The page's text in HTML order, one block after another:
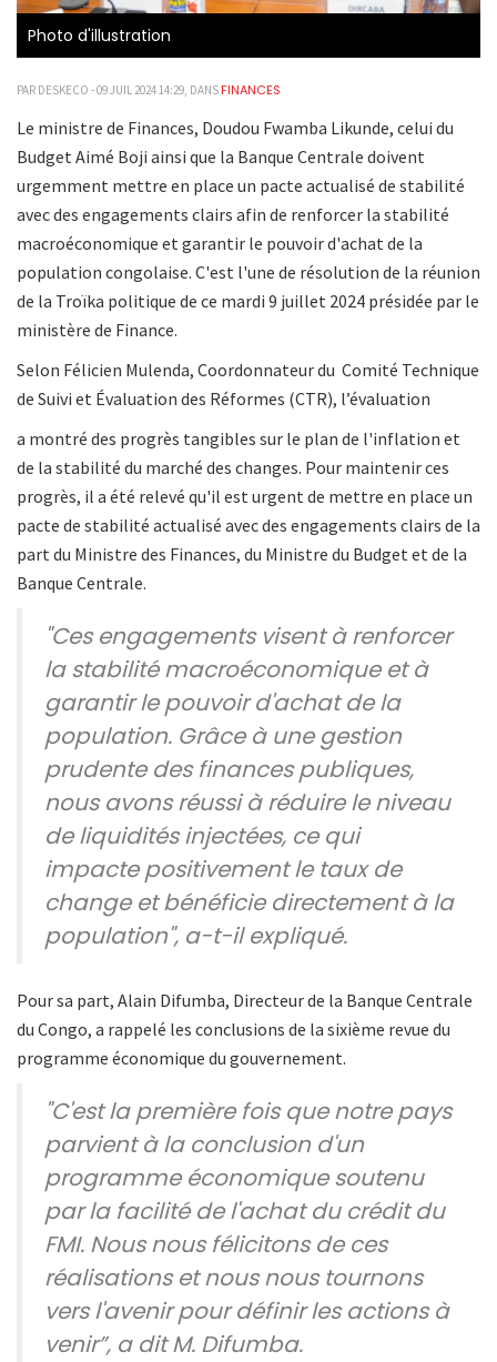
Photo d'illustration
PAR DESKECO - 09 JUIL 2024 14:29, DANS FINANCES
Le ministre de Finances, Doudou Fwamba Likunde, celui du
Budget Aimé Boji ainsi que la Banque Centrale doivent
urgemment mettre en place un pacte actualisé de stabilité
avec des engagements clairs afin de renforcer la stabilité
macroéconomique et garantir le pouvoir d'achat de la
population congolaise. C'est l'une de résolution de la réunion
de la Troïka politique de ce mardi 9 juillet 2024 présidée par le
ministère de Finance.
Selon Félicien Mulenda, Coordonnateur du Comité Technique
de Suivi et Évaluation des Réformes (CTR), l’évaluation
a montré des progrès tangibles sur le plan de l'inflation et
de la stabilité du marché des changes. Pour maintenir ces
progrès, il a été relevé qu'il est urgent de mettre en place un
pacte de stabilité actualisé avec des engagements clairs de la
part du Ministre des Finances, du Ministre du Budget et de la
Banque Centrale.
"Ces engagements visent à renforcer
la stabilité macroéconomique et à
garantir le pouvoir d'achat de la
population. Grâce à une gestion
prudente des finances publiques,
nous avons réussi à réduire le niveau
de liquidités injectées, ce qui
impacte positivement le taux de
change et bénéficie directement à la
population", a-t-il expliqué.
Pour sa part, Alain Difumba, Directeur de la Banque Centrale
du Congo, a rappelé les conclusions de la sixième revue du
programme économique du gouvernement.
"C'est la première fois que notre pays
parvient à la conclusion d'un
programme économique soutenu
par la facilité de l'achat du crédit du
FMI. Nous nous félicitons de ces
réalisations et nous nous tournons
vers l'avenir pour définir les actions à
venir”, a dit M. Difumba.